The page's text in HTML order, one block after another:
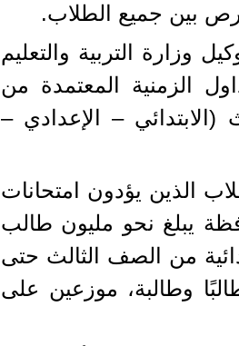
بين جميع الطلاب.
وزارة التربية والتعليم
الزمنية المعتمدة من
(الابتدائي – الإعدادي –
الذين يؤدون امتحانات
يبلغ نحو مليون طالب
من الصف الثالث حتى
السادس الإبتدائي 571 ألفًا و522 طالبًا وطالبة، موزعين على